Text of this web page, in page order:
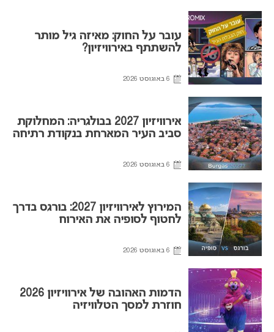
עובר על החוק: מאיזה גיל מותר
להשתתף באירוויזיון?
6 באוגוסט 2026
אירוויזיון 2027 בבולגריה: המחלוקת
סביב העיר המארחת בנקודת רתיחה
6 באוגוסט 2026
המירוץ לאירוויזיון 2027: בורגס בדרך
לחטוף לסופיה את האירוח
6 באוגוסט 2026
הדמות האהובה של אירוויזיון 2026
חוזרת למסך הטלוויזיה